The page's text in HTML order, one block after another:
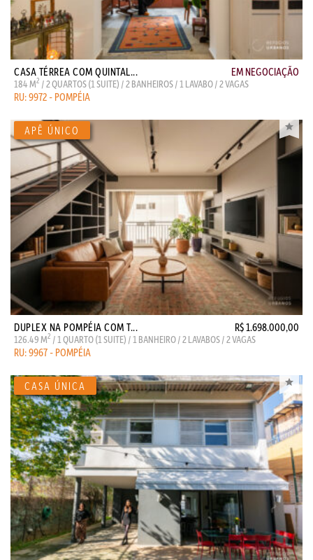
CASA TÉRREA COM QUINTAL... EM NEGOCIAÇÃO
184 M2 / 2 QUARTOS (1 SUITE) / 2 BANHEIROS / 1 LAVABO / 2 VAGAS
RU: 9972 - POMPÉIA
DUPLEX NA POMPÉIA COM T... R$ 1.698.000,00
126.49 M2 / 1 QUARTO (1 SUITE) / 1 BANHEIRO / 2 LAVABOS / 2 VAGAS
RU: 9967 - POMPÉIA